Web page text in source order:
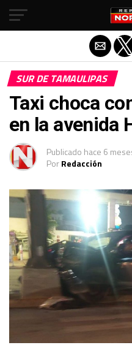
SUR DE TAMAULIPAS
Taxi choca
en la avenida
Publicado hace 6
PorRedacción
Salir de